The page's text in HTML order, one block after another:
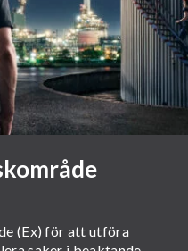
(Ex) för att utföra